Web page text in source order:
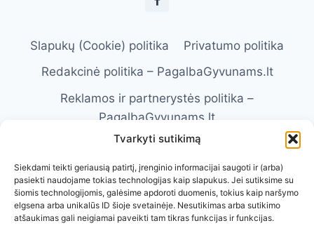
Tvarkyti sutikimą
Siekdami teikti geriausią patirtį, įrenginio informacijai saugoti ir (arba)
pasiekti naudojame tokias technologijas kaip slapukus. Jei sutiksime su
šiomis technologijomis, galėsime apdoroti duomenis, tokius kaip naršymo
elgsena arba unikalūs ID šioje svetainėje. Nesutikimas arba sutikimo
atšaukimas gali neigiamai paveikti tam tikras funkcijas ir funkcijas.
Slapukų (Cookie) politika
Privatumo politika
Redakcinė politika – PagalbaGyvunams.lt
Reklamos ir partnerystės politika –
PagalbaGyvunams.lt
Atsakomybės apribojimas –
PagalbaGyvunams.lt
Naudojimosi taisyklės – PagalbaGyvunams.lt
Kontaktai
Apie Mus